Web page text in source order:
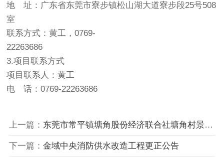
地 址：广东省东莞市寮步镇松山湖大道寮步段25号508
室
联系方式：黄工，0769-
22263686
3.项目联系方式
项目联系人：黄工
电 话：0769-22263686
上一篇： 东莞市常平镇塘角股份经济联合社塘角村景观塘养护竞争性磋商
下一篇： 金域中央消防供水改造工程更正公告